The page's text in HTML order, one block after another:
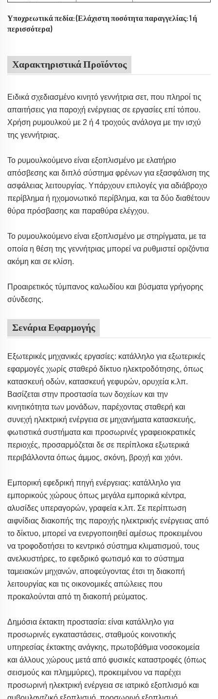
Υποχρεωτικά πεδία: (Ελάχιστη ποσότητα παραγγελίας: 1 ή
περισσότερα)
Χαρακτηριστικά Προϊόντος
Ειδικά σχεδιασμένο κινητό γεννήτρια σετ, που πληροί τις
απαιτήσεις για παροχή ενέργειας σε εργασίες επί τόπου.
Χρήση ρυμουλκού με 2 ή 4 τροχούς ανάλογα με την ισχύ
της γεννήτριας.
Το ρυμουλκούμενο είναι εξοπλισμένο με ελατήριο
απόσβεσης και διπλό σύστημα φρένων για εξασφάλιση της
ασφάλειας λειτουργίας. Υπάρχουν επιλογές για αδιάβροχο
περίβλημα ή ηχομονωτικό περίβλημα, και τα δύο διαθέτουν
θύρα πρόσβασης και παραθύρα ελέγχου.
Το ρυμουλκούμενο είναι εξοπλισμένο με στηρίγματα, με τα
οποία η θέση της γεννήτριας μπορεί να ρυθμιστεί οριζόντια
ακόμη και σε κλίση.
Προαιρετικός τύμπανος καλωδίου και βύσματα γρήγορης
σύνδεσης.
Σενάρια Εφαρμογής
Εξωτερικές μηχανικές εργασίες: κατάλληλο για εξωτερικές
εφαρμογές χωρίς σταθερό δίκτυο ηλεκτροδότησης, όπως
κατασκευή οδών, κατασκευή γεφυρών, ορυχεία κ.λπ.
Βασίζεται στην προστασία των δοχείων και την
κινητικότητα των μονάδων, παρέχοντας σταθερή και
συνεχή ηλεκτρική ενέργεια σε μηχανήματα κατασκευής,
φωτιστικά συστήματα και προσωρινές γραφειοκρατικές
περιοχές, προσαρμόζεται δε σε περίπλοκα εξωτερικά
περιβάλλοντα όπως άμμος, σκόνη, βροχή και χιόνι.
Εμπορική εφεδρική πηγή ενέργειας: κατάλληλο για
εμπορικούς χώρους όπως μεγάλα εμπορικά κέντρα,
αλυσίδες υπεραγορών, γραφεία κ.λπ. Σε περίπτωση
αιφνίδιας διακοπής της παροχής ηλεκτρικής ενέργειας από
το δίκτυο, μπορεί να ενεργοποιηθεί αμέσως προκειμένου
να τροφοδοτήσει το κεντρικό σύστημα κλιματισμού, τους
ανελκυστήρες, το εφεδρικό φωτισμό και το σύστημα
ταμειακών μηχανών, αποφεύγοντας έτσι τη διακοπή
λειτουργίας και τις οικονομικές απώλειες που
προκαλούνται από τη διακοπή ρεύματος.
Δημόσια έκτακτη προστασία: είναι κατάλληλο για
προσωρινές εγκαταστάσεις, σταθμούς κοινοτικής
υπηρεσίας έκτακτης ανάγκης, πρωτοβάθμια νοσοκομεία
και άλλους χώρους μετά από φυσικές καταστροφές (όπως
σεισμούς και πλημμύρες), προκειμένου να παρέχει
προσωρινή ηλεκτρική ενέργεια σε ιατρικό εξοπλισμό και